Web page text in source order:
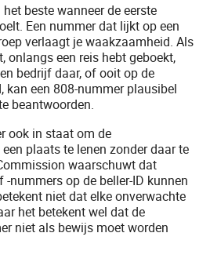
beste wanneer de eerste
Een nummer dat lijkt op een
verlaagt je waakzaamheid. Als
onlangs een reis hebt geboekt,
bedrijf daar, of ooit op de
kan een 808-nummer plausibel
beantwoorden.
ook in staat om de
plaats te lenen zonder daar te
waarschuwt dat
nummers op de beller-ID kunnen
niet dat elke onverwachte
het betekent wel dat de
niet als bewijs moet worden